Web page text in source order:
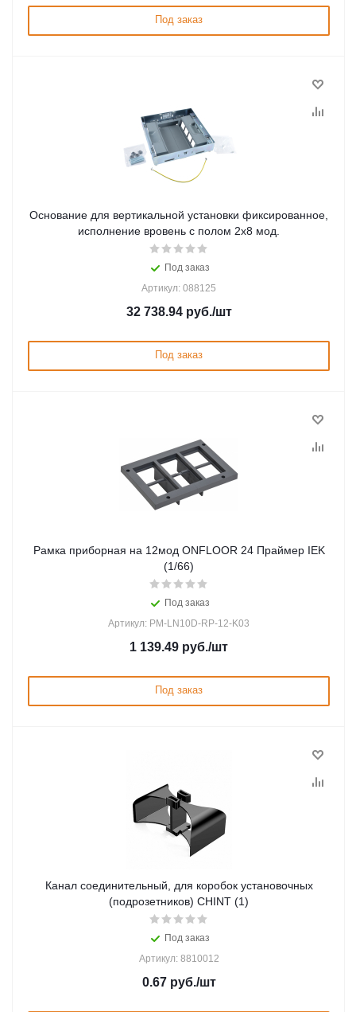
Под заказ
Основание для вертикальной установки фиксированное,
исполнение вровень с полом 2х8 мод.
Под заказ
Артикул: 088125
32 738.94руб./шт
Под заказ
Рамка приборная на 12мод ONFLOOR 24 Праймер IEK
(1/66)
Под заказ
Артикул: PM-LN10D-RP-12-K03
1 139.49 руб./шт
Под заказ
Канал соединительный, для коробок установочных
(подрозетников) CHINT (1)
Под заказ
Артикул: 8810012
0.67руб./шт